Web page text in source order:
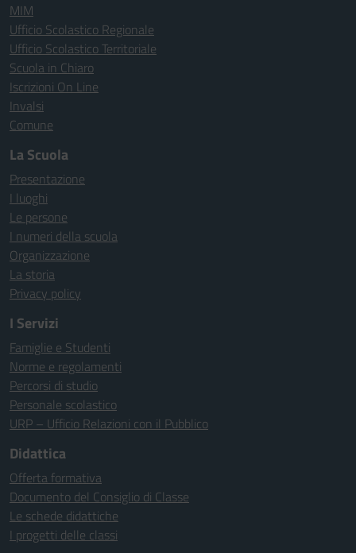
MIM
Ufficio Scolastico Regionale
Ufficio Scolastico Territoriale
Scuola in Chiaro
Iscrizioni On Line
Invalsi
Comune
La Scuola
Presentazione
I luoghi
Le persone
I numeri della scuola
Organizzazione
La storia
Privacy policy
I Servizi
Famiglie e Studenti
Norme e regolamenti
Percorsi di studio
Personale scolastico
URP – Ufficio Relazioni con il Pubblico
Didattica
Offerta formativa
Documento del Consiglio di Classe
Le schede didattiche
I progetti delle classi